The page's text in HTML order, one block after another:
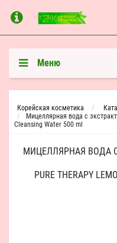
Меню
Корейская косметика
Мицеллярная вода с
Cleansing Water 500 ml
МИЦЕЛЛЯРНАЯ ВОДА
PURE THERAPY